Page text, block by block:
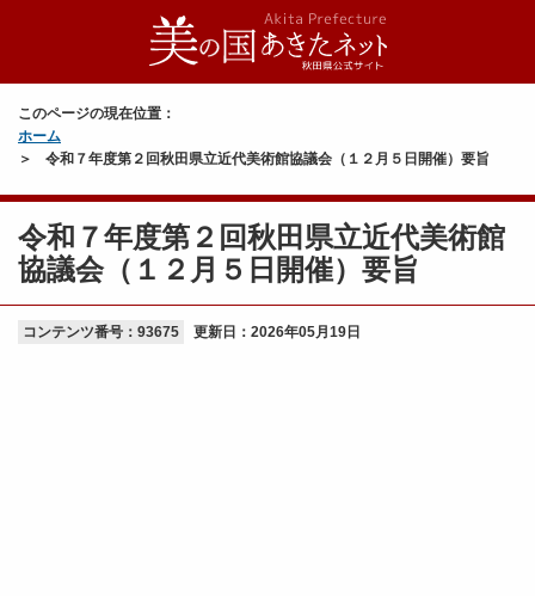
このページの現在位置：
ホーム
令和７年度第２回秋田県立近代美術館協議会（１２月５日開催）要旨
令和７年度第２回秋田県立近代美術館
協議会（１２月５日開催）要旨
コンテンツ番号：93675 更新日： 2026年05月19日